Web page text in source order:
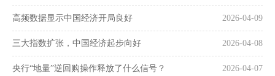
在线留言
2026-04-09
高频数据显示中国经济开局良好
2026-04-08
三大指数扩张，中国经济起步向好
2026-04-07
央行“地量”逆回购操作释放了什么信号？